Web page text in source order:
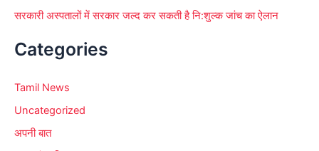
सरकारी अस्पतालों में सरकार जल्द कर सकती है नि:शुल्क जांच का ऐलान
Categories
Tamil News
Uncategorized
अपनी बात